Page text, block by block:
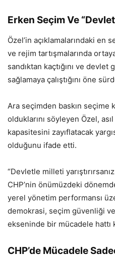
Erken Seçim Ve
Özel’in açıklamalarındaki
ve rejim tartışmalarında
sandıktan kaçtığını ve
sağlamaya çalıştığını öne
Ara seçimden baskın seçime
olduklarını söyleyen Özel,
kapasitesini zayıflatacak
olduğunu ifade etti.
“Devletle milleti
CHP’nin önümüzdeki
yerel yönetim performansı
demokrasi, seçim güvenliği
ekseninde bir mücadele hattı
CHP’de Mücadele